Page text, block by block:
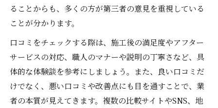
ることからも、多くの方が第三者の意見を重視している
ことが分かります。
口コミをチェックする際は、施工後の満足度やアフター
サービスの対応、職人のマナーや説明の丁寧さなど、具
体的な体験談を参考にしましょう。また、良い口コミだ
けでなく、悪い口コミや改善点にも目を通すことで、業
者の本質が見えてきます。複数の比較サイトやSNS、地